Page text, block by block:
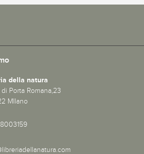
della natura
di Porta Romana,23